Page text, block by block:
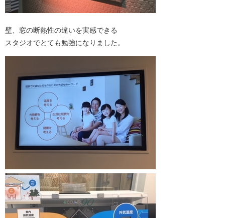
壁、窓の断熱性の違いを実感できる
スタジオでとても勉強になりました。